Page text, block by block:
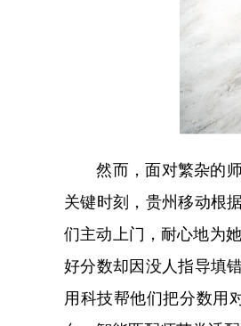
然而，面对繁杂的师
关键时刻，贵州移动根
们主动上门，耐心地为
好分数却因没人指导填
用科技帮他们把分数用